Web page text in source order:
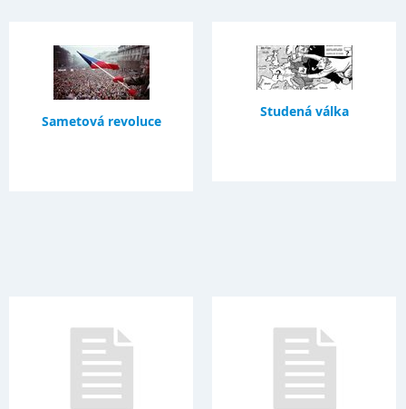
Sametová revoluce
Studená válka